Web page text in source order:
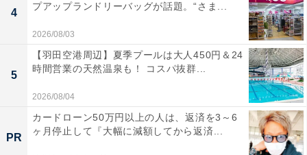
4
プアップランドリーバッグが話題。“さま...
2026/08/03
5
【羽田空港周辺】夏季プールは大人450円＆24
時間営業の天然温泉も！ コスパ抜群...
2026/08/04
PR
カードローン50万円以上の人は、返済を3～6
ヶ月停止して『大幅に減額してから返済...